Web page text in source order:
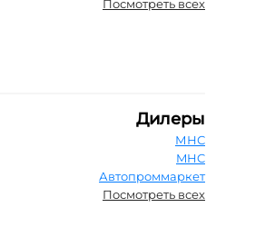
Посмотреть всех
Дилеры
МНС
MHC
Автопроммаркет
Посмотреть всех